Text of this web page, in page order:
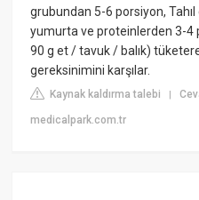
grubundan 5-6 porsiyon,
yumurta ve proteinlerden 3-4
90 g et / tavuk / balık)
gereksinimini karşılar.
Kaynak kaldırma talebi |
medicalpark.com.tr